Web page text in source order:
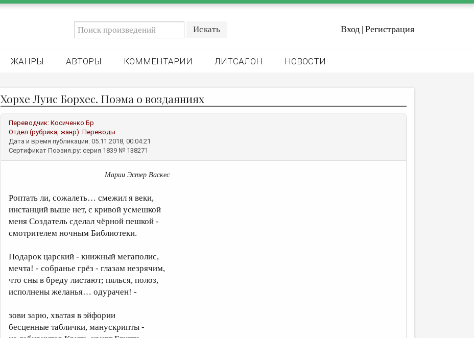
Вход | Регистрация
ЖАНРЫ АВТОРЫ КОММЕНТАРИИ ЛИТСАЛОН НОВОСТИ
Хорхе Луис Борхес. Поэма о воздаяниях
Переводчик: Косиченко Бр
Отдел (рубрика, жанр): Переводы
Дата и время публикации: 05.11.2018, 00:04:21
Сертификат Поэзия.ру: серия 1839 № 138271
Марии Эстер Васкес
Роптать ли, сожалеть… смежил я веки,
инстанций выше нет, с кривой усмешкой
меня Создатель сделал чёрной пешкой -
смотрителем ночным Библиотеки.
Подарок царский - книжный мегаполис,
мечта! - собранье грёз - глазам незрячим,
что сны в бреду листают; пялься, полоз,
исполнены желанья… одурачен! -
зови зарю, хватая в эйфории
бесценные таблички, манускрипты -